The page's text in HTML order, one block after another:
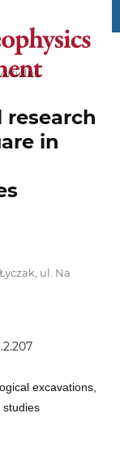
Articles
research
in
ul. Na
excavations,
studies